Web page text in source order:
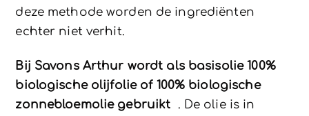
deze methode worden de ingrediënten
echter niet verhit.
Bij Savons Arthur wordt als basisolie 100%
biologische olijfolie of 100% biologische
zonnebloemolie gebruikt . De olie is in